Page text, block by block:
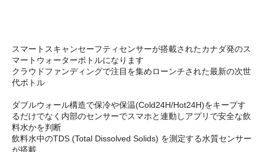
スマートスキャンセーフティセンサーが搭載されたカナダ発のス
マートウォーターボトルになります
クラウドファンディングで注目を集めローンチされた最新の次世
代ボトル
ダブルウォール構造で保冷や保温(Cold24H/Hot24H)をキープす
るだけでなく内部のセンサーでスマホと連動しアプリで安全な飲
料水かを判断
飲料水中のTDS (Total Dissolved Solids) を測定する水質センサー
が搭載